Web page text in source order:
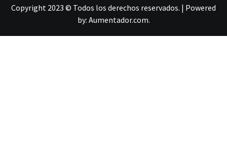
Copyright 2023 © Todos los derechos reservados. | Powered
by: Aumentador.com.